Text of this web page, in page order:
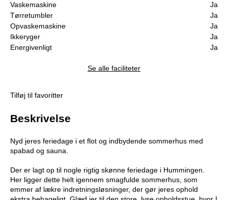
Vaskemaskine
Ja
Tørretumbler
Ja
Opvaskemaskine
Ja
Ikkeryger
Ja
Energivenligt
Ja
Se alle faciliteter
Tilføj til favoritter
Beskrivelse
Nyd jeres feriedage i et flot og indbydende sommerhus med
spabad og sauna.
Der er lagt op til nogle rigtig skønne feriedage i Hummingen.
Her ligger dette helt igennem smagfulde sommerhus, som
emmer af lækre indretningsløsninger, der gør jeres ophold